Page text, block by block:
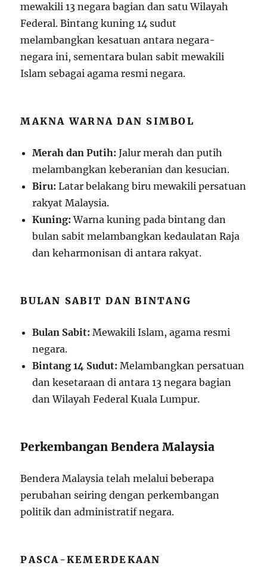
mewakili 13 negara bagian dan satu Wilayah
Federal. Bintang kuning 14 sudut
melambangkan kesatuan antara negara-
negara ini, sementara bulan sabit mewakili
Islam sebagai agama resmi negara.
MAKNA WARNA DAN SIMBOL
Merah dan Putih: Jalur merah dan putih
melambangkan keberanian dan kesucian.
Biru: Latar belakang biru mewakili persatuan
rakyat Malaysia.
Kuning: Warna kuning pada bintang dan
bulan sabit melambangkan kedaulatan Raja
dan keharmonisan di antara rakyat.
BULAN SABIT DAN BINTANG
Bulan Sabit: Mewakili Islam, agama resmi
negara.
Bintang 14 Sudut: Melambangkan persatuan
dan kesetaraan di antara 13 negara bagian
dan Wilayah Federal Kuala Lumpur.
Perkembangan Bendera Malaysia
Bendera Malaysia telah melalui beberapa
perubahan seiring dengan perkembangan
politik dan administratif negara.
PASCA-KEMERDEKAAN